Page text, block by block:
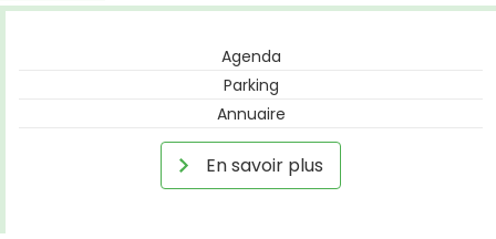
Agenda
Parking
Annuaire
En savoir plus